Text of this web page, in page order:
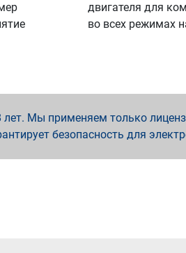
двигателя для
во всех режимах
Мы применяем только
безопасность для